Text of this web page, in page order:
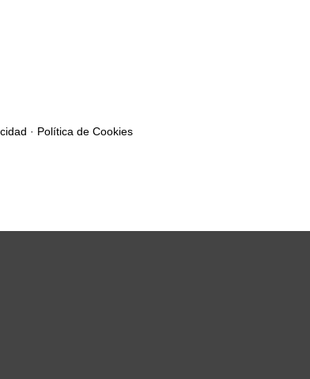
· Política de Cookies